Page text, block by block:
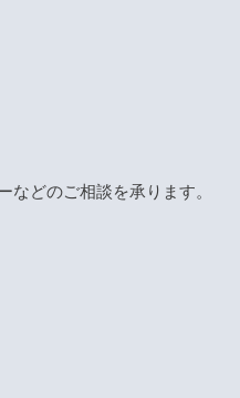
などのご相談を承ります。